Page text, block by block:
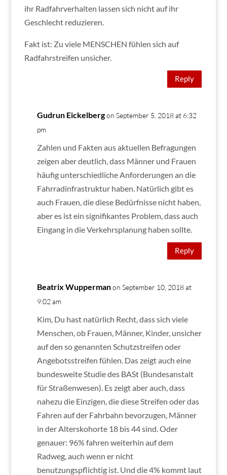
ihr Radfahrverhalten lassen sich nicht auf ihr
Geschlecht reduzieren.
Fakt ist: Zu viele MENSCHEN fühlen sich auf
Radfahrstreifen unsicher.
Reply
Gudrun Eickelberg on September 5, 2018 at 6:32
pm
Zahlen und Fakten aus aktuellen Befragungen
zeigen aber deutlich, dass Männer und Frauen
häufig unterschiedliche Anforderungen an die
Fahrradinfrastruktur haben. Natürlich gibt es
auch Frauen, die diese Bedürfnisse nicht haben,
aber es ist ein signifikantes Problem, dass auch
Eingang in die Verkehrsplanung haben sollte.
Reply
Beatrix Wupperman on September 10, 2018 at
9:02 am
Kim, Du hast natürlich Recht, dass sich viele
Menschen, ob Frauen, Männer, Kinder, unsicher
auf den so genannten Schutzstreifen oder
Angebotsstreifen fühlen. Das zeigt auch eine
bundesweite Studie des BASt (Bundesanstalt
für Straßenwesen). Es zeigt aber auch, dass
nahezu die Einzigen, die diese Streifen oder das
Fahren auf der Fahrbahn bevorzugen, Männer
in der Alterskohorte 18 bis 44 sind. Oder
genauer: 96% fahren weiterhin auf dem
Radweg, auch wenn er nicht
benutzungspflichtig ist. Und die 4% kommt laut